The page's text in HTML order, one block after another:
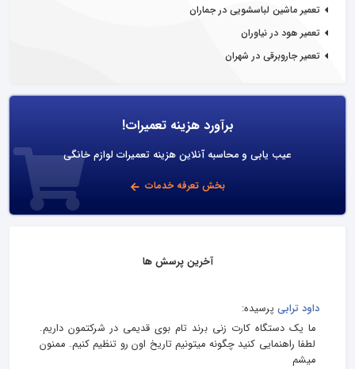
تعمیر ماشین لباسشویی در جماران
تعمیر هود در نیاوران
تعمیر جاروبرقی در شهران
برآورد هزینه تعمیرات!
عیب یابی و محاسبه آنلاین هزینه تعمیرات لوازم خانگی
بخش تعرفه خدمات
آخرین پرسش ها
داود ترابی پرسیده:
ما یک دستگاه کارت زنی برند تام بوی قدیمی در شرکتمون داریم.
لطفا راهنمایی کنید چگونه میتونیم تاریخ اون رو تنظیم کنیم. ممنون
میشم